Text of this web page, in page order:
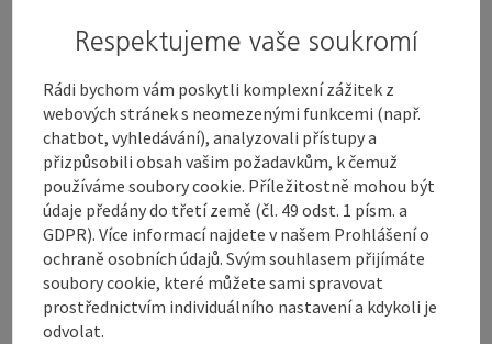
07.08.2026 07.08.2026
11.08.2026 11.08.2026
12.08.2026 12.08.2026
13.08.2026 13.08.2026
14.08.2026 14.08.2026
Respektujeme vaše soukromí
Rádi bychom vám poskytli komplexní zážitek z
webových stránek s neomezenými funkcemi (např.
chatbot, vyhledávání), analyzovali přístupy a
přizpůsobili obsah vašim požadavkům, k čemuž
používáme soubory cookie. Příležitostně mohou být
údaje předány do třetí země (čl. 49 odst. 1 písm. a
GDPR). Více informací najdete v našem Prohlášení o
ochraně osobních údajů. Svým souhlasem přijímáte
soubory cookie, které můžete sami spravovat
prostřednictvím individuálního nastavení a kdykoli je
odvolat.